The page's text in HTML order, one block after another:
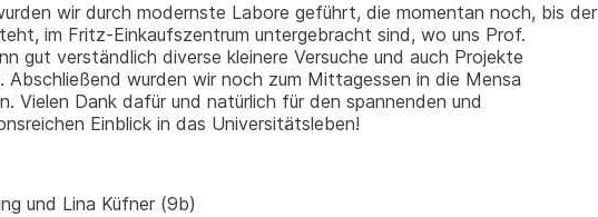
wir durch modernste Labore geführt, die momentan noch, bis der
im Fritz-Einkaufszentrum untergebracht sind, wo uns Prof.
gut verständlich diverse kleinere Versuche und auch Projekte
Abschließend wurden wir noch zum Mittagessen in die Mensa
Vielen Dank dafür und natürlich für den spannenden und
Einblick in das Universitätsleben!
und Lina Küfner (9b)